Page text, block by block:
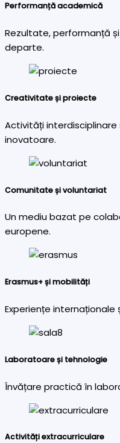
Performanță academică
Rezultate, performanță
departe.
Creativitate și proiecte
Activități
inovatoare.
Comunitate și voluntariat
Un mediu bazat pe
europene.
Erasmus+ și mobilități
Experiențe
Laboratoare și tehnologie
Învățare practică în
Activități extracurriculare